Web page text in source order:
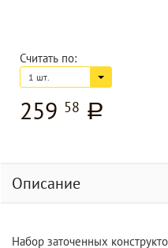
Считать по:
1 шт.
259 58 a
Описание
Набор заточенных